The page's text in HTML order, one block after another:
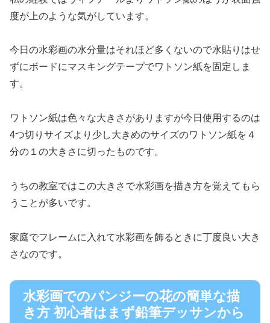
度が上のような気がしています。
今日の水彩画の水分量はそれほど多くないので水貼りはせ
ずにボードにマスキングテープでワトソン紙を固定しま
す。
ワトソン紙は色々な大きさがありますが今日使用するのは
4つ切りサイズより少し大きめのサイズのワトソン紙を４
分の１の大きさに切ったものです。
うちの教室ではこの大きさで水彩画を描き方を覚えてもら
うことが多いです。
家庭でフレームに入れて水彩画を飾るときに丁度良い大き
さなのです。
水彩画でのパンジーの花の簡単な描
き方 初心者はまず鉛筆デッサンから